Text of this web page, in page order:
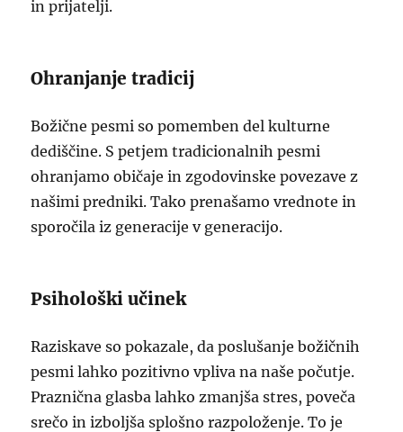
in prijatelji.
Ohranjanje tradicij
Božične pesmi so pomemben del kulturne
dediščine. S petjem tradicionalnih pesmi
ohranjamo običaje in zgodovinske povezave z
našimi predniki. Tako prenašamo vrednote in
sporočila iz generacije v generacijo.
Psihološki učinek
Raziskave so pokazale, da poslušanje božičnih
pesmi lahko pozitivno vpliva na naše počutje.
Praznična glasba lahko zmanjša stres, poveča
srečo in izboljša splošno razpoloženje. To je